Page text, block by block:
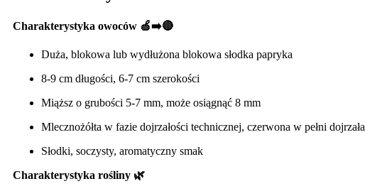
Charakterystyka owoców 🍏➡️🔴
Duża, blokowa lub wydłużona blokowa słodka papryka
8-9 cm długości, 6-7 cm szerokości
Miąższ o grubości 5-7 mm, może osiągnąć 8 mm
Mlecznożółta w fazie dojrzałości technicznej, czerwona w pełni dojrzała
Słodki, soczysty, aromatyczny smak
Charakterystyka rośliny 🌿